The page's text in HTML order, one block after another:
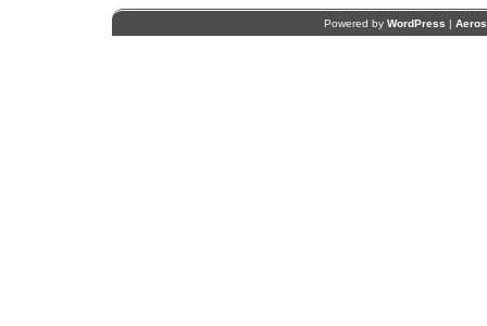
Powered by WordPress |